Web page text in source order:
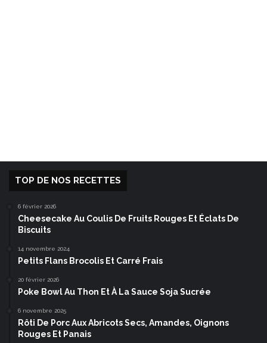
TOP DE NOS RECETTES
6 février 2026
Cheesecake Au Coulis De Fruits Rouges Et Éclats De
Biscuits
14 novembre 2024
Petits Flans Brocolis Et Carré Frais
20 février 2026
Poke Bowl Au Thon Et À La Sauce Soja Sucrée
6 novembre 2025
Rôti De Porc Aux Abricots Secs, Amandes, Oignons
Rouges Et Panais